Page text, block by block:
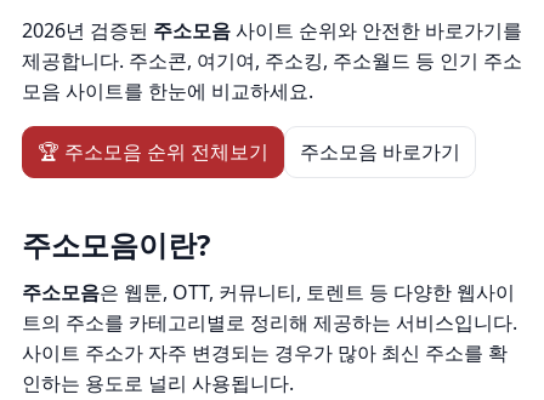
2026년 검증된 주소모음사이트 순위와 안전한 바로가기를
제공합니다. 주소콘, 여기여, 주소킹, 주소월드 등 인기 주소
모음 사이트를 한눈에 비교하세요.
🏆 주소모음 순위 전체보기 주소모음 바로가기
주소모음이란?
주소모음은 웹툰, OTT, 커뮤니티, 토렌트 등 다양한 웹사이
트의 주소를 카테고리별로 정리해 제공하는 서비스입니다.
사이트 주소가 자주 변경되는 경우가 많아 최신 주소를 확
인하는 용도로 널리 사용됩니다.